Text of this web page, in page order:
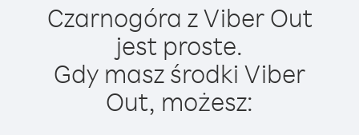
Czarnogóra z Viber Out
jest proste.
Gdy masz środki Viber
Out, możesz: